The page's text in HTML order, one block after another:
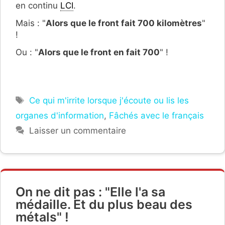
en continu LCI.
Mais : "Alors que le front fait 700 kilomètres"
!
Ou : "Alors que le front en fait 700" !
Étiquettes
Ce qui m'irrite lorsque j'écoute ou lis les
organes d'information, Fâchés avec le français
Laisser un commentaire
On ne dit pas : "Elle l'a sa
médaille. Et du plus beau des
métals" !